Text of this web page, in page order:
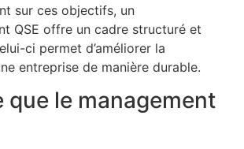
sur ces objectifs, un
QSE offre un cadre structuré et
ci permet d’améliorer la
entreprise de manière durable.
que le management